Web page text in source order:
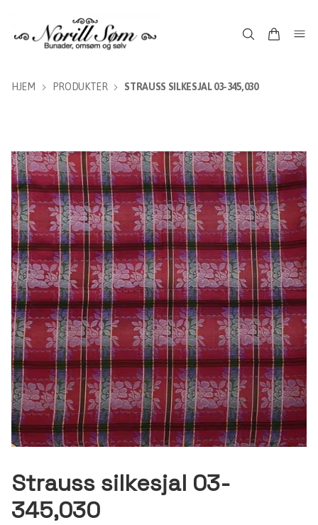
HJEM PRODUKTER STRAUSS SILKESJAL 03-345,030
Strauss silkesjal 03-
345,030